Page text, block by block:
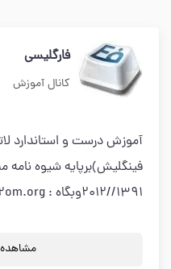
فارگلیسی
کانال آموزش
آموزش درست و استاندارد
فینگلیش)برپایه شیوه
1391//2012وبگاه : fa.alefbaye2om.org
مشاهده